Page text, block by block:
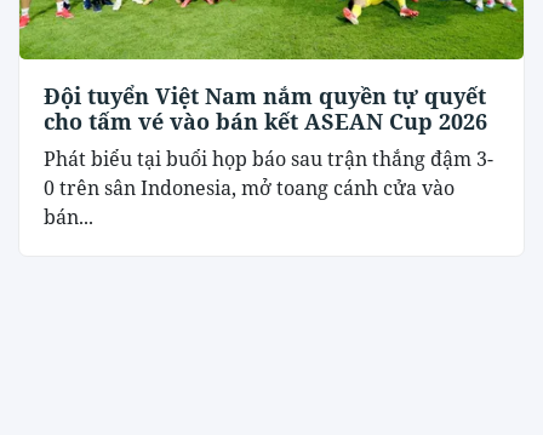
Đội tuyển Việt Nam nắm quyền tự quyết
cho tấm vé vào bán kết ASEAN Cup 2026
Phát biểu tại buổi họp báo sau trận thắng đậm 3-
0 trên sân Indonesia, mở toang cánh cửa vào
bán...